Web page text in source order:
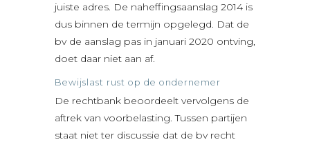
juiste adres. De naheffingsaanslag 2014 is
dus binnen de termijn opgelegd. Dat de
bv de aanslag pas in januari 2020 ontving,
doet daar niet aan af.
Bewijslast rust op de ondernemer
De rechtbank beoordeelt vervolgens de
aftrek van voorbelasting. Tussen partijen
staat niet ter discussie dat de bv recht